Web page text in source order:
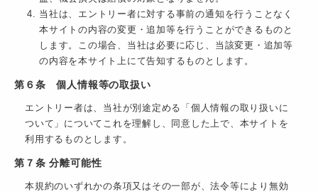
当社は、エントリー者に対する事前の通知を行うことなく
本サイトの内容の変更・追加等を行うことができるものと
します。この場合、当社は必要に応じ、当該変更・追加等
の内容を本サイト上にて告知するものとします。
第６条 個人情報等の取扱い
エントリー者は、当社が別途定める「個人情報の取り扱いに
ついて」についてこれを理解し、同意した上で、本サイトを
利用するものとします。
第７条 分離可能性
本規約のいずれかの条項又はその一部が、法令等により無効